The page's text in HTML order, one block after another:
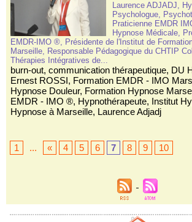
Laurence ADJADJ,
Psychologue,
Praticienne EMDR
Hypnose Médicale,
EMDR-IMO ®, Présidente de l'Institut de
Marseille, Responsable Pédagogique du CHTIP
Thérapies Intégratives de...
burn-out, communication thérapeutique, DU
Ernest ROSSI, Formation EMDR - IMO
Hypnose Douleur, Formation Hypnose
EMDR - IMO ®, Hypnothérapeute, Institut
Hypnose à Marseille, Laurence Adjadj
1 ... « 4 5 6 7 8 9 10